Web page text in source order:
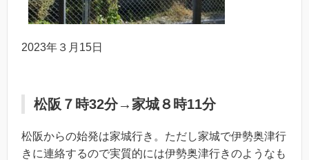
2023年３月15日
松阪７時32分→家城８時11分
松阪からの始発は家城行き。ただし家城で伊勢奥津行
きに連絡するので実質的には伊勢奥津行きのようなも